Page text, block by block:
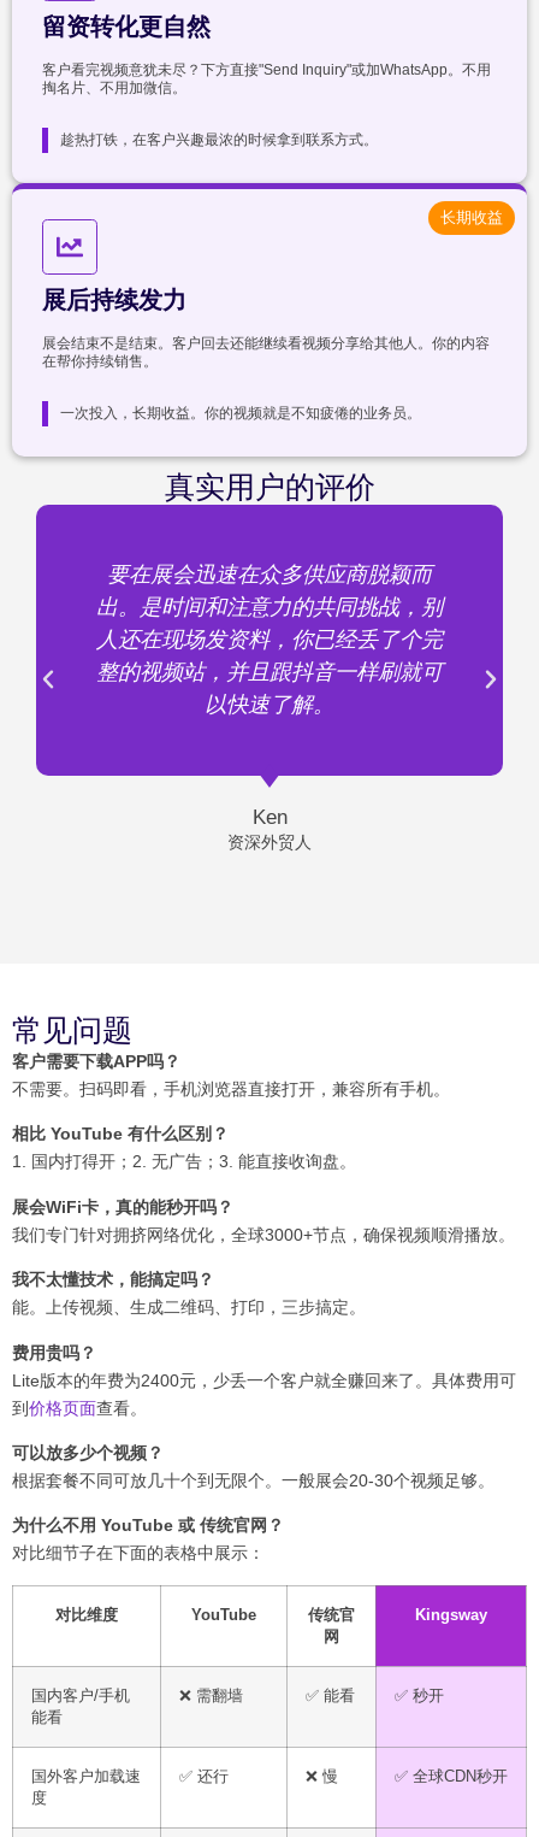
留资转化更自然
客户看完视频意犹未尽？下方直接"Send Inquiry"或加WhatsApp。不用
掏名片、不用加微信。
趁热打铁，在客户兴趣最浓的时候拿到联系方式。
展后持续发力
展会结束不是结束。客户回去还能继续看视频分享给其他人。你的内容
在帮你持续销售。
一次投入，长期收益。你的视频就是不知疲倦的业务员。
长期收益
真实用户的评价
要在展会迅速在众多供应商脱颖而
出。是时间和注意力的共同挑战，别
人还在现场发资料，你已经丢了个完
整的视频站，并且跟抖音一样刷就可
以快速了解。
Ken
资深外贸人
常见问题
客户需要下载APP吗？
不需要。扫码即看，手机浏览器直接打开，兼容所有手机。
相比 YouTube 有什么区别？
1. 国内打得开；2. 无广告；3. 能直接收询盘。
展会WiFi卡，真的能秒开吗？
我们专门针对拥挤网络优化，全球3000+节点，确保视频顺滑播放。
我不太懂技术，能搞定吗？
能。上传视频、生成二维码、打印，三步搞定。
费用贵吗？
Lite版本的年费为2400元，少丢一个客户就全赚回来了。具体费用可
到价格页面查看。
可以放多少个视频？
根据套餐不同可放几十个到无限个。一般展会20-30个视频足够。
为什么不用 YouTube 或 传统官网？
对比细节子在下面的表格中展示：
对比维度 YouTube
传统官
网
Kingsway
国内客户/手机
能看
❌ 需翻墙 ✅ 能看 ✅ 秒开
国外客户加载速
度
✅ 还行 ❌ 慢 ✅ 全球CDN秒开